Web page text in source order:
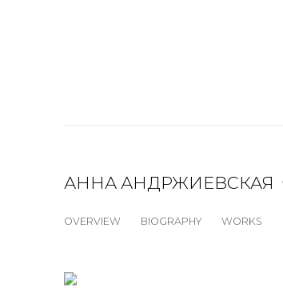
АННА АНДРЖИЕВСКАЯ
OVERVIEW BIOGRAPHY WORKS